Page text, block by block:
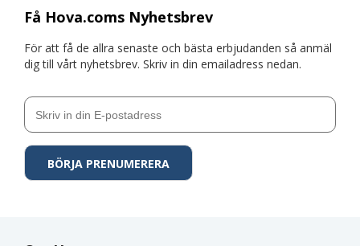
Få Hova.coms Nyhetsbrev
För att få de allra senaste och bästa erbjudanden så anmäl
dig till vårt nyhetsbrev. Skriv in din emailadress nedan.